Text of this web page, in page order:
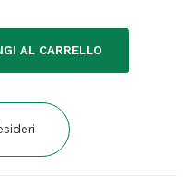
AL CARRELLO